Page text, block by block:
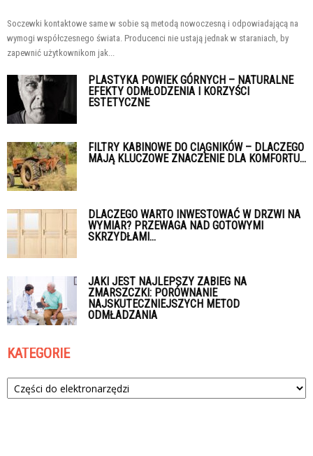
Soczewki kontaktowe same w sobie są metodą nowoczesną i odpowiadającą na
wymogi współczesnego świata. Producenci nie ustają jednak w staraniach, by
zapewnić użytkownikom jak...
PLASTYKA POWIEK GÓRNYCH – NATURALNE
EFEKTY ODMŁODZENIA I KORZYŚCI
ESTETYCZNE
FILTRY KABINOWE DO CIĄGNIKÓW – DLACZEGO
MAJĄ KLUCZOWE ZNACZENIE DLA KOMFORTU...
DLACZEGO WARTO INWESTOWAĆ W DRZWI NA
WYMIAR? PRZEWAGA NAD GOTOWYMI
SKRZYDŁAMI...
JAKI JEST NAJLEPSZY ZABIEG NA
ZMARSZCZKI: PORÓWNANIE
NAJSKUTECZNIEJSZYCH METOD
ODMŁADZANIA
KATEGORIE
Kategorie